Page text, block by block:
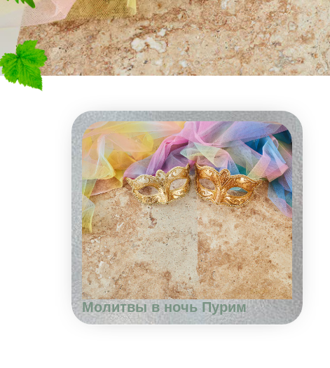
Молитвы в ночь Пурим